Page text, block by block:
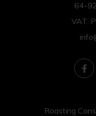
64-
VAT:
Roasting